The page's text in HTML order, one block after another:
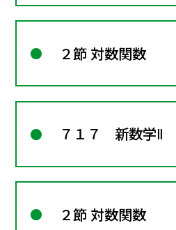
２節 対数関数
７１７ 新数学Ⅱ
２節 対数関数